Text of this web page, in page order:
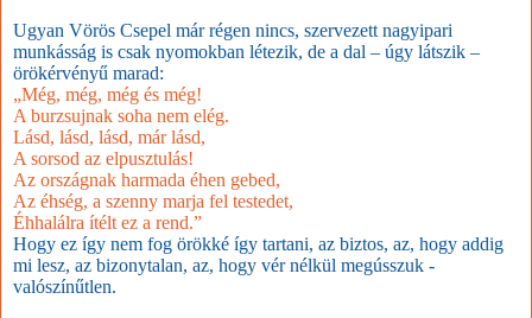
Ugyan Vörös Csepel már régen nincs, szervezett nagyipari
munkásság is csak nyomokban létezik, de a dal – úgy látszik –
örökérvényű marad:
„Még, még, még és még!
A burzsujnak soha nem elég.
Lásd, lásd, lásd, már lásd,
A sorsod az elpusztulás!
Az országnak harmada éhen gebed,
Az éhség, a szenny marja fel testedet,
Éhhalálra ítélt ez a rend.”
Hogy ez így nem fog örökké így tartani, az biztos, az, hogy addig
mi lesz, az bizonytalan, az, hogy vér nélkül megússzuk -
valószínűtlen.